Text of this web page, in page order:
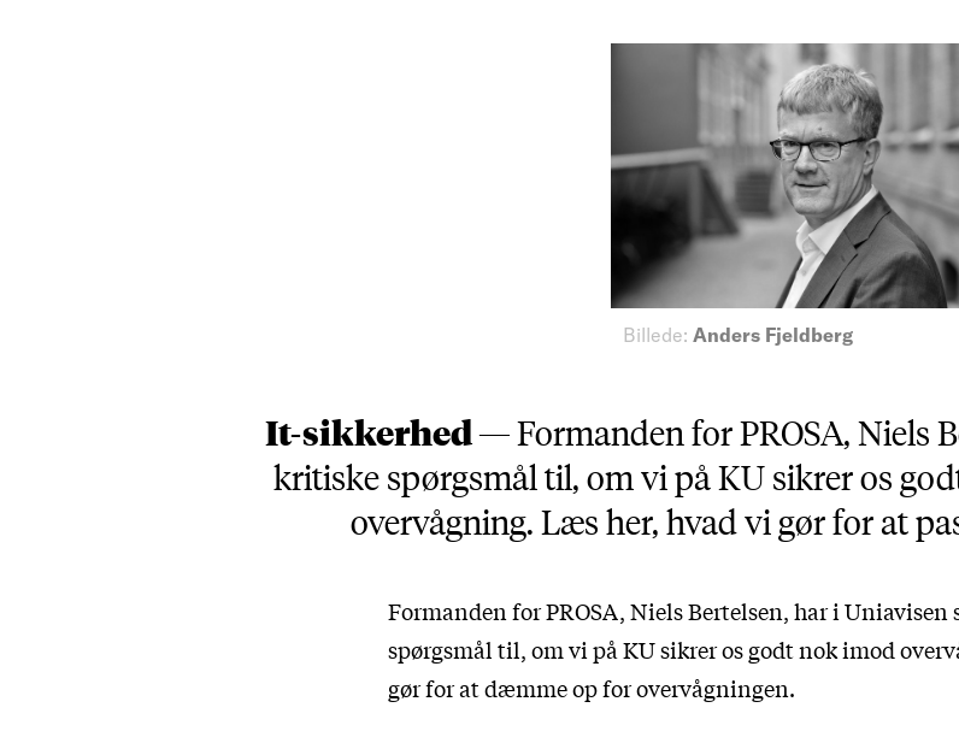
Billede: Anders Fjeldberg
It-sikkerhed —Formanden for PROSA, Niels
kritiske spørgsmål til, om vi på KU sikrer os
overvågning. Læs her, hvad vi gør for at
Formanden for PROSA, Niels Bertelsen, har i
spørgsmål til, om vi på KU sikrer os godt nok imod
gør for at dæmme op for overvågningen.